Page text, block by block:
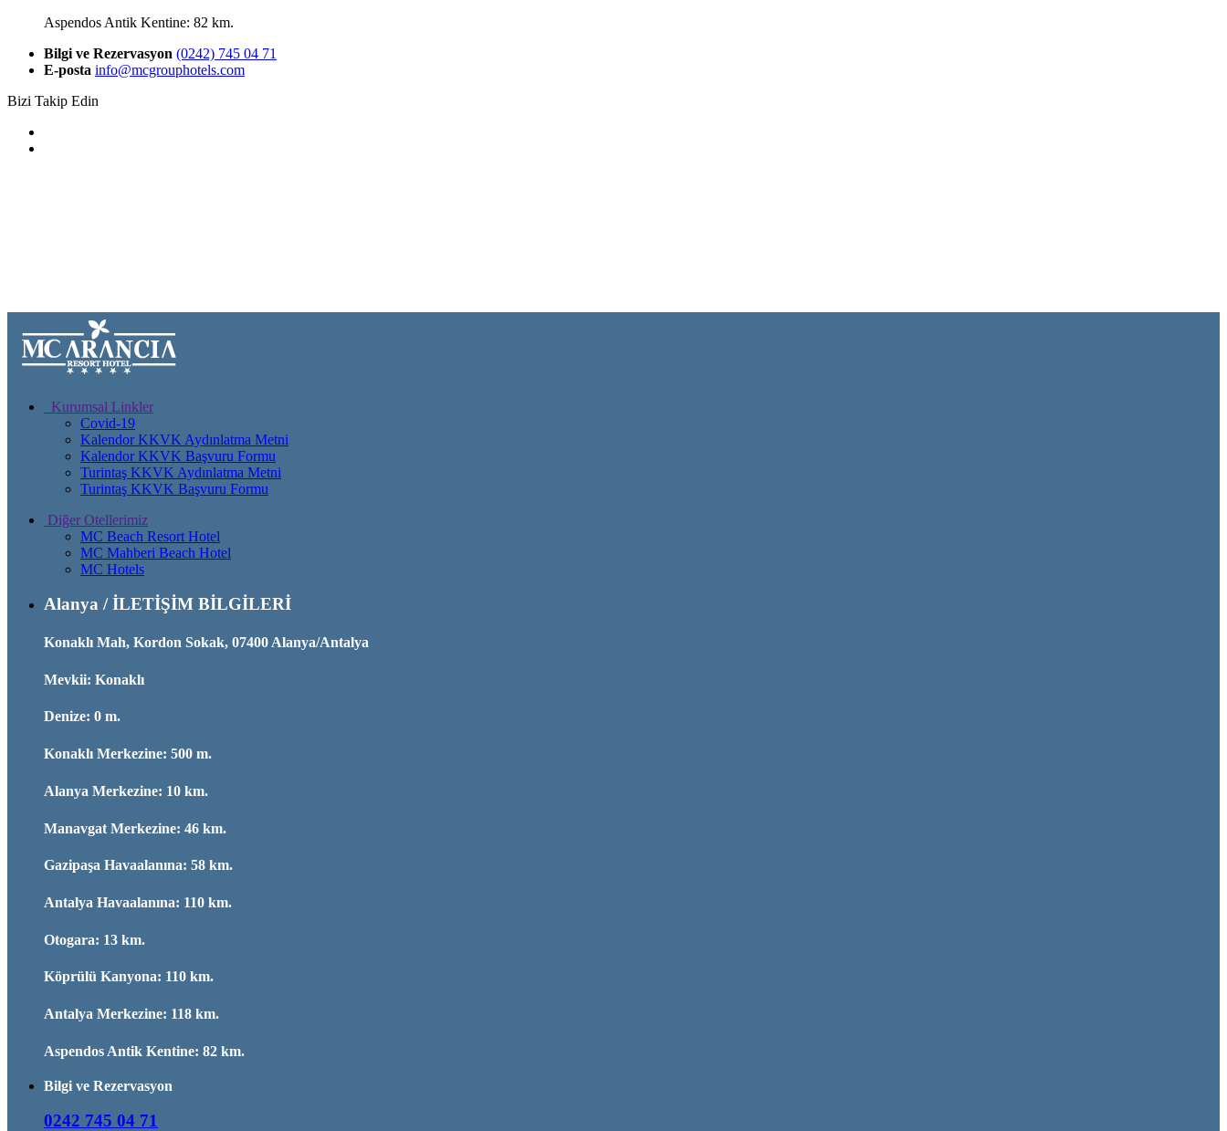
Aspendos Antik Kentine: 82 km.
Bilgi ve Rezervasyon (0242) 745 04 71
E-posta info@mcgrouphotels.com
Bizi Takip Edin
Kurumsal Linkler
Covid-19
Kalendor KKVK Aydınlatma Metni
Kalendor KKVK Başvuru Formu
Turintaş KKVK Aydınlatma Metni
Turintaş KKVK Başvuru Formu
Diğer Otellerimiz
MC Beach Resort Hotel
MC Mahberi Beach Hotel
MC Hotels
Alanya / İLETİŞİM BİLGİLERİ
Konaklı Mah, Kordon Sokak, 07400 Alanya/Antalya
Mevkii: Konaklı
Denize: 0 m.
Konaklı Merkezine: 500 m.
Alanya Merkezine: 10 km.
Manavgat Merkezine: 46 km.
Gazipaşa Havaalanına: 58 km.
Antalya Havaalanına: 110 km.
Otogara: 13 km.
Köprülü Kanyona: 110 km.
Antalya Merkezine: 118 km.
Aspendos Antik Kentine: 82 km.
Bilgi ve Rezervasyon
0242 745 04 71